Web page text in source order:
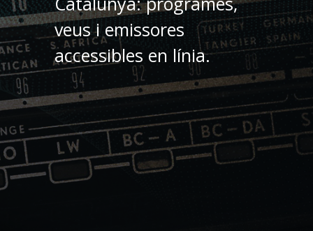
veus i emissores
accessibles en línia.